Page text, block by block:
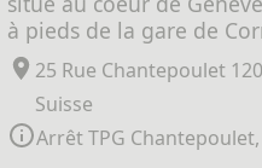
à pieds de la gare de
25 Rue Chantepoulet
Suisse
Arrêt TPG